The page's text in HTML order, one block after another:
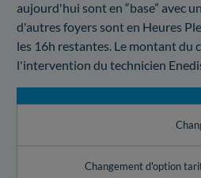
aujourd'hui sont en “base” avec
d'autres foyers sont en Heures
les 16h restantes. Le montant du
l'intervention du technicien
Changement d'option